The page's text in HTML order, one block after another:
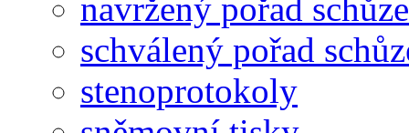
navržený pořad schůze
schválený pořad
stenoprotokoly